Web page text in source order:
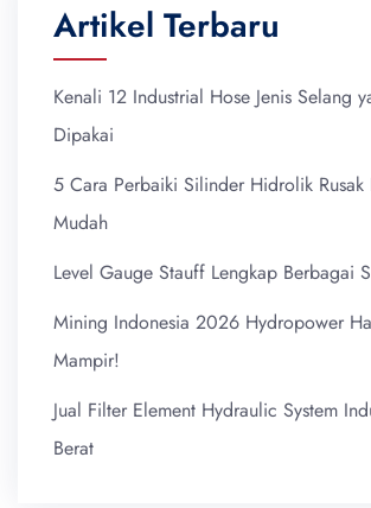
Artikel Terbaru
Kenali 12 Industrial Hose Jenis Selang
Dipakai
5 Cara Perbaiki Silinder Hidrolik Rusak
Mudah
Level Gauge Stauff Lengkap Berbagai
Mining Indonesia 2026 Hydropower
Mampir!
Jual Filter Element Hydraulic System
Berat